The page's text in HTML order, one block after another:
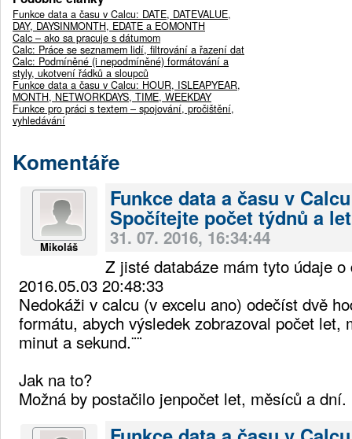
Funkce data a času v Calcu: DATE, DATEVALUE,
DAY, DAYSINMONTH, EDATE a EOMONTH
Calc – ako sa pracuje s dátumom
Calc: Práce se seznamem lidí, filtrování a řazení dat
Calc: Podmíněné (i nepodmíněné) formátování a
styly, ukotvení řádků a sloupců
Funkce data a času v Calcu: HOUR, ISLEAPYEAR,
MONTH, NETWORKDAYS, TIME, WEEKDAY
Funkce pro práci s textem – spojování, pročištění,
vyhledávání
Komentáře
Mikoláš
Funkce data a času v
Spočítejte počet týdnů a let
31. 07. 2016, 16:34:44
Z jisté databáze mám tyto údaje o
2016.05.03 20:48:33
Nedokáži v calcu (v excelu ano) odečíst dvě
formátu, abych výsledek zobrazoval počet let,
minut a sekund.¨¨
Jak na to?
Možná by postačilo jenpočet let, měsíců a dní.